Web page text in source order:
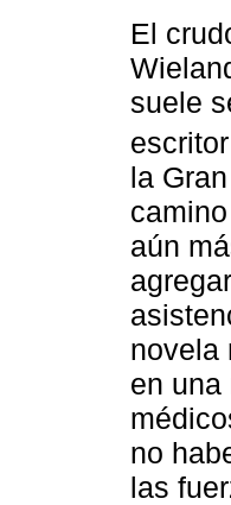
El
suele
la
aún
novela
en una
no
las